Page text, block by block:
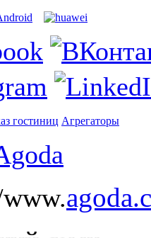
гостиниц Агрегаторы